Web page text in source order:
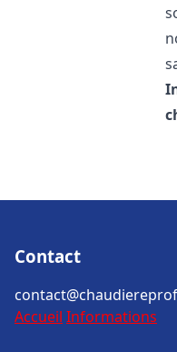
Contact
Accueil Informations